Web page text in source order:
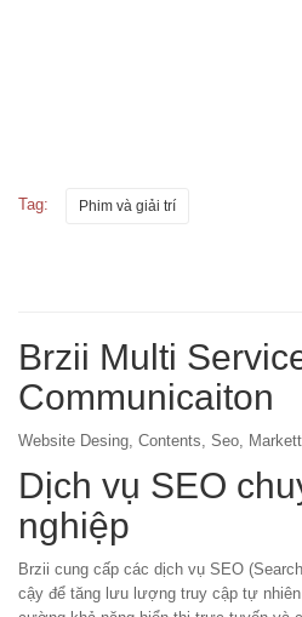
Tag: Phim và giải trí
Brzii Multi
Communicaiton
Website Desing, Contents, Seo,
Dịch vụ SEO
nghiệp
Brzii cung cấp các dịch vụ SEO
cậy để tăng lưu lượng truy cập tự